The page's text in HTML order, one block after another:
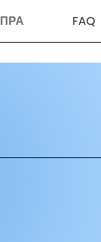
ПРА FAQ